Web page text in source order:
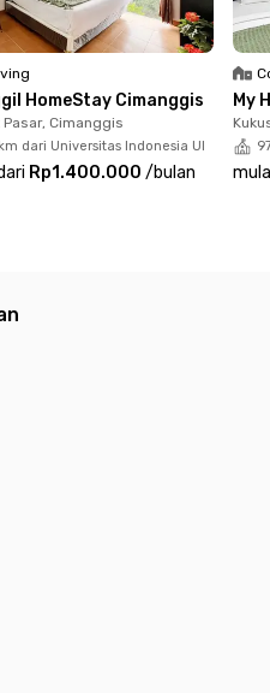
HomeStay Cimanggis
Pasar, Cimanggis
dari Universitas Indonesia UI
Rp1.400.000 /bulan
My